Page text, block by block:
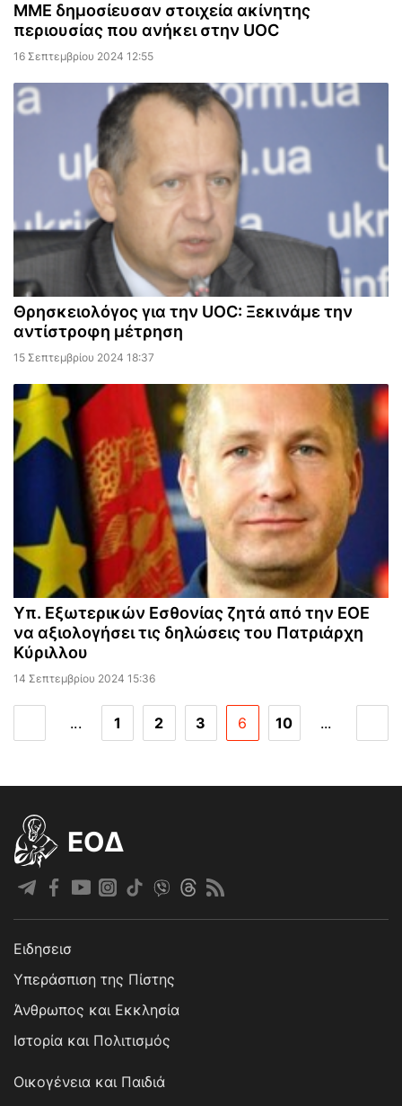
ΜΜΕ δημοσίευσαν στοιχεία ακίνητης
περιουσίας που ανήκει στην UOC
16 Σεπτεμβρίου 2024 12:55
Θρησκειολόγος για την UOC: Ξεκινάμε την
αντίστροφη μέτρηση
15 Σεπτεμβρίου 2024 18:37
Υπ. Εξωτερικών Εσθονίας ζητά από την ΕΟΕ
να αξιολογήσει τις δηλώσεις του Πατριάρχη
Κύριλλου
14 Σεπτεμβρίου 2024 15:36
... 1 2 3 6 10 ...
EOΔ
Ειδησεισ
Υπεράσπιση της Πίστης
Άνθρωπος και Εκκλησία
Ιστορία και Πολιτισμός
Οικογένεια και Παιδιά